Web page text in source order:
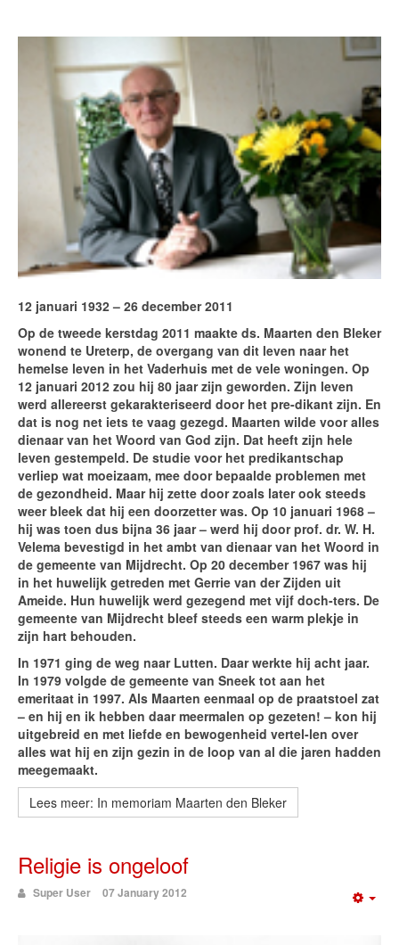
12 januari 1932 – 26 december 2011
Op de tweede kerstdag 2011 maakte ds. Maarten den Bleker
wonend te Ureterp, de overgang van dit leven naar het
hemelse leven in het Vaderhuis met de vele woningen. Op
12 januari 2012 zou hij 80 jaar zijn geworden. Zijn leven
werd allereerst gekarakteriseerd door het pre-dikant zijn. En
dat is nog net iets te vaag gezegd. Maarten wilde voor alles
dienaar van het Woord van God zijn. Dat heeft zijn hele
leven gestempeld. De studie voor het predikantschap
verliep wat moeizaam, mee door bepaalde problemen met
de gezondheid. Maar hij zette door zoals later ook steeds
weer bleek dat hij een doorzetter was. Op 10 januari 1968 –
hij was toen dus bijna 36 jaar – werd hij door prof. dr. W. H.
Velema bevestigd in het ambt van dienaar van het Woord in
de gemeente van Mijdrecht. Op 20 december 1967 was hij
in het huwelijk getreden met Gerrie van der Zijden uit
Ameide. Hun huwelijk werd gezegend met vijf doch-ters. De
gemeente van Mijdrecht bleef steeds een warm plekje in
zijn hart behouden.
In 1971 ging de weg naar Lutten. Daar werkte hij acht jaar.
In 1979 volgde de gemeente van Sneek tot aan het
emeritaat in 1997. Als Maarten eenmaal op de praatstoel zat
– en hij en ik hebben daar meermalen op gezeten! – kon hij
uitgebreid en met liefde en bewogenheid vertel-len over
alles wat hij en zijn gezin in de loop van al die jaren hadden
meegemaakt.
Lees meer: In memoriam Maarten den Bleker
Religie is ongeloof
Super User 07 January 2012